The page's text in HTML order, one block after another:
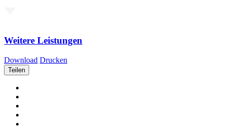
Weitere Leistungen
Download Drucken
Teilen